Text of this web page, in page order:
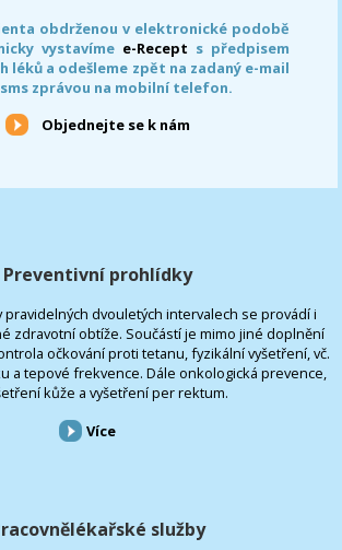
obdrženou v elektronické podobě
vystavíme e-Recept s předpisem
léků a odešleme zpět na zadaný e-mail
zprávou na mobilní telefon.
Objednejte se k nám
Preventivní prohlídky
pravidelných dvouletých intervalech se provádí i
zdravotní obtíže. Součástí je mimo jiné doplnění
očkování proti tetanu, fyzikální vyšetření, vč.
a tepové frekvence. Dále onkologická prevence,
kůže a vyšetření per rektum.
Více
služby